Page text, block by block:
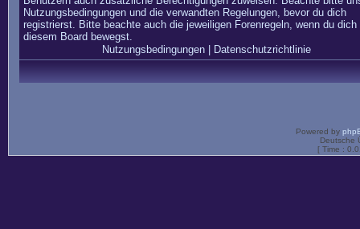
Nutzungsbedingungen und die verwandten Regelungen, bevor du dich
registrierst. Bitte beachte auch die jeweiligen Forenregeln, wenn du dich
diesem Board bewegst.
Nutzungsbedingungen| Datenschutzrichtlinie
Powered by
Deutsche
[ Time :